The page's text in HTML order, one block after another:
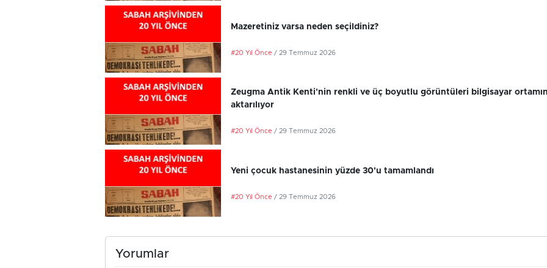
Mazeretiniz varsa neden seçildiniz?
#20 Yıl Önce / 29 Temmuz 2026
Zeugma Antik Kenti'nin renkli ve üç boyutlu görüntüleri bilgisayar
aktarılıyor
#20 Yıl Önce / 29 Temmuz 2026
Yeni çocuk hastanesinin yüzde 30'u tamamlandı
#20 Yıl Önce / 29 Temmuz 2026
Yorumlar